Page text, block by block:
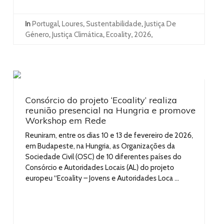
In Portugal, Loures, Sustentabilidade, Justiça De
Género, Justiça Climática, Ecoality, 2026,
Consórcio do projeto ‘Ecoality’ realiza
reunião presencial na Hungria e promove
Workshop em Rede
Reuniram, entre os dias 10 e 13 de fevereiro de 2026,
em Budapeste, na Hungria, as Organizações da
Sociedade Civil (OSC) de 10 diferentes países do
Consórcio e Autoridades Locais (AL) do projeto
europeu “Ecoality – Jovens e Autoridades Loca ...